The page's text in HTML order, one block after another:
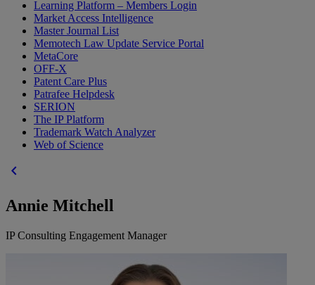
Learning Platform – Members Login
Market Access Intelligence
Master Journal List
Memotech Law Update Service Portal
MetaCore
OFF-X
Patent Care Plus
Patrafee Helpdesk
SERION
The IP Platform
Trademark Watch Analyzer
Web of Science
chevron_left
Annie Mitchell
IP Consulting Engagement Manager